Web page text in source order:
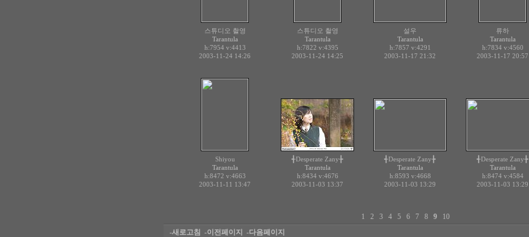
스튜디오 촬영
Tarantula
h:7954 v:4413
2003-11-24 14:26
스튜디오 촬영
Tarantula
h:7822 v:4395
2003-11-24 14:25
설우
Tarantula
h:7857 v:4291
2003-11-17 21:32
류하
Tarantula
h:7834 v:4560
2003-11-17 20:57
Shiyou
Tarantula
h:8472 v:4663
2003-11-11 13:47
╉Desperate Zany╊
Tarantula
h:8434 v:4676
2003-11-03 13:37
╉Desperate Zany╊
Tarantula
h:8593 v:4668
2003-11-03 13:29
╉Desperate Zany╊
Tarantula
h:8474 v:4584
2003-11-03 13:29
1 2 3 4 5 6 7 8 9
10
-새로고침
-이전페이지 -다음페이지